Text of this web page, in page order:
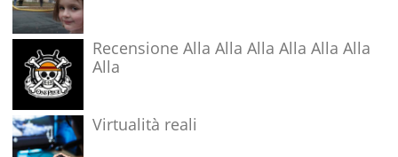
Recensione Alla Alla Alla Alla Alla Alla
Alla
Virtualità reali